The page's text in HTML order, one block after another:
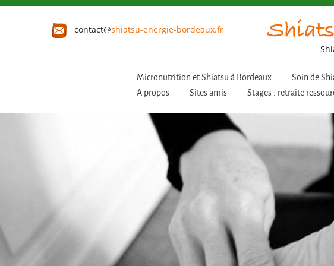
contact@shiatsu-energie-bordeaux.fr
Micronutrition et Shiatsu à Bordeaux Soin de
A propos
Sites amis Stages : retraite